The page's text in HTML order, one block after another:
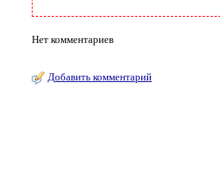
Нет комментариев
Добавить комментарий